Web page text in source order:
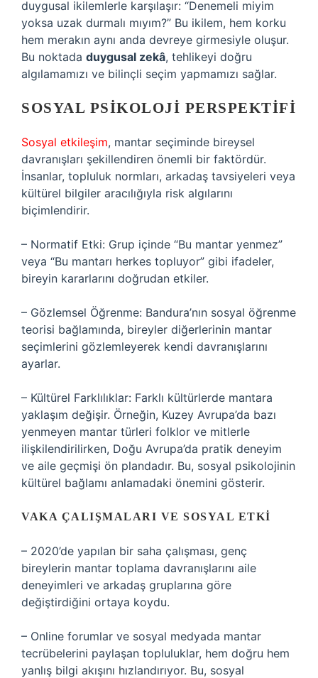
duygusal ikilemlerle karşılaşır: “Denemeli miyim
yoksa uzak durmalı mıyım?” Bu ikilem, hem korku
hem merakın aynı anda devreye girmesiyle oluşur.
Bu noktada duygusal zekâ, tehlikeyi doğru
algılamamızı ve bilinçli seçim yapmamızı sağlar.
SOSYAL PSIKOLOJI PERSPEKTIFI
Sosyal etkileşim, mantar seçiminde bireysel
davranışları şekillendiren önemli bir faktördür.
İnsanlar, topluluk normları, arkadaş tavsiyeleri veya
kültürel bilgiler aracılığıyla risk algılarını
biçimlendirir.
– Normatif Etki: Grup içinde “Bu mantar yenmez”
veya “Bu mantarı herkes topluyor” gibi ifadeler,
bireyin kararlarını doğrudan etkiler.
– Gözlemsel Öğrenme: Bandura’nın sosyal öğrenme
teorisi bağlamında, bireyler diğerlerinin mantar
seçimlerini gözlemleyerek kendi davranışlarını
ayarlar.
– Kültürel Farklılıklar: Farklı kültürlerde mantara
yaklaşım değişir. Örneğin, Kuzey Avrupa’da bazı
yenmeyen mantar türleri folklor ve mitlerle
ilişkilendirilirken, Doğu Avrupa’da pratik deneyim
ve aile geçmişi ön plandadır. Bu, sosyal psikolojinin
kültürel bağlamı anlamadaki önemini gösterir.
VAKA ÇALIŞMALARI VE SOSYAL ETKI
– 2020’de yapılan bir saha çalışması, genç
bireylerin mantar toplama davranışlarını aile
deneyimleri ve arkadaş gruplarına göre
değiştirdiğini ortaya koydu.
– Online forumlar ve sosyal medyada mantar
tecrübelerini paylaşan topluluklar, hem doğru hem
yanlış bilgi akışını hızlandırıyor. Bu, sosyal